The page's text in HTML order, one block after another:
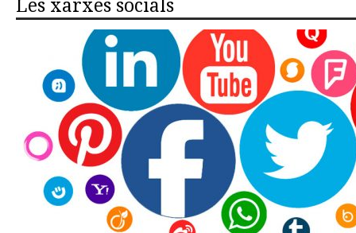
Les xarxes socials